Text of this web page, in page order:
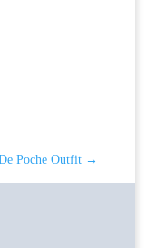
Poche Outfit →